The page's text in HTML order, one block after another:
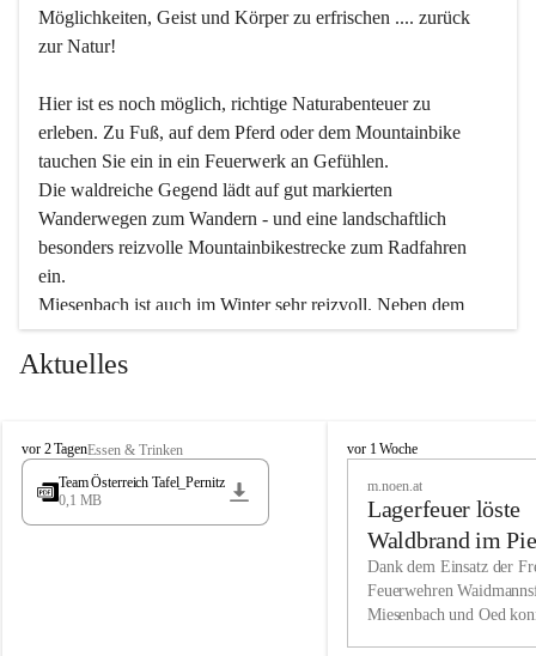
Möglichkeiten, Geist und Körper zu erfrischen .... zurück
zur Natur!
Hier ist es noch möglich, richtige Naturabenteuer zu
erleben. Zu Fuß, auf dem Pferd oder dem Mountainbike
tauchen Sie ein in ein Feuerwerk an Gefühlen.
Die waldreiche Gegend lädt auf gut markierten
Wanderwegen zum Wandern - und eine landschaftlich
besonders reizvolle Mountainbikestrecke zum Radfahren
ein.
Miesenbach ist auch im Winter sehr reizvoll. Neben dem
Eisstockschießen gibt es auf dem nahe gelegenen Unterberg
wunderschöne Naturschneepisten, die zum Schifahren oder
vielfältige Angebot unserer Kulturvereine.
Überzeugen Sie sich selbst, dass Sie in Miesenbach sowie
in den Beherbergungsbetrieben, Gaststätten und urigen
Wir kennen Miesenbach als lebens- und liebenswerten Ort.
Tradition und Innovation werden ebenso groß geschrieben
Aktuelles
M
i
s
vor 2 TagenEssen & Trinken
Team Österreich Tafel_Pernitz
0,1 MB
M
h
vor 1 Woche
m.noen.at
Lagerfeuer löste
Waldbrand im
aus
Dank dem Einsatz der
Feuerwehren
Miesenbach und Oed